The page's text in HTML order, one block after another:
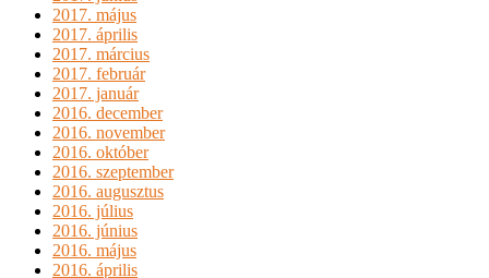
2017. május
2017. április
2017. március
2017. február
2017. január
2016. december
2016. november
2016. október
2016. szeptember
2016. augusztus
2016. július
2016. június
2016. május
2016. április